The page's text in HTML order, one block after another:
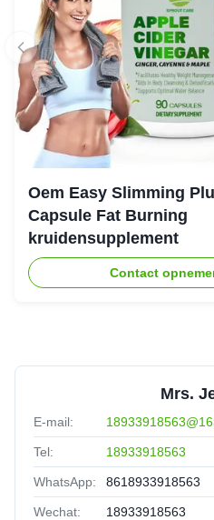
Oem Easy Slimming
Capsule Fat Burning
kruidensupplement
Contact
Mrs.
E-mail:
Tel: 18933918563
WhatsApp: 8618933918563
Wechat: 18933918563